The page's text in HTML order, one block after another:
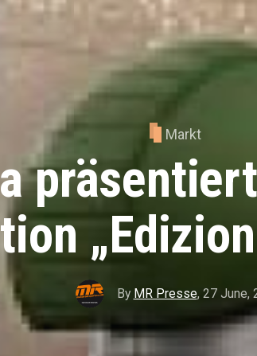
Markt
By MR Presse, 27 June,